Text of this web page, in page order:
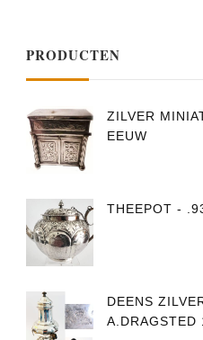
PRODUCTEN
ZILVER
EEUW
THEEPOT -
DEENS
A.DRAGSTED